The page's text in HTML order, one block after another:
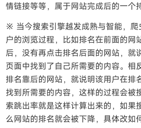
情链接等等，属于网站完成后的一个
※ 当今搜索引擎越发成熟与智能，爬
户的浏览过程，比如排名在前面的网
后，没有再点击排名后面的网站，就
页面中找到了自己所需要的内容。相
排名靠后的网站，就说明该用户在排
找到所需要的内容，这样的过程会被
索跳出率就是这样计算出来的，如果
么网站的排名就会被下降，具体改如